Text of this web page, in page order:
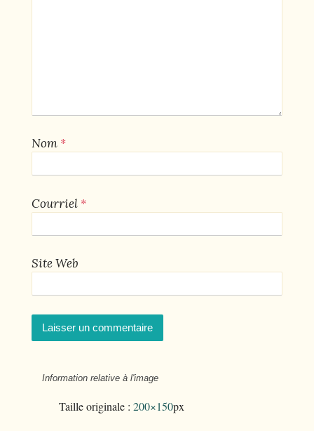
Nom *
Courriel *
Site Web
Information relative à l'image
Taille originale : 200×150px